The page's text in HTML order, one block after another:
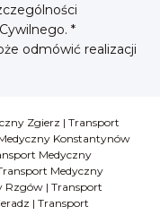
*
odmówić realizacji
Zgierz | Transport
Konstantynów
Medyczny
Medyczny
Rzgów | Transport
| Transport